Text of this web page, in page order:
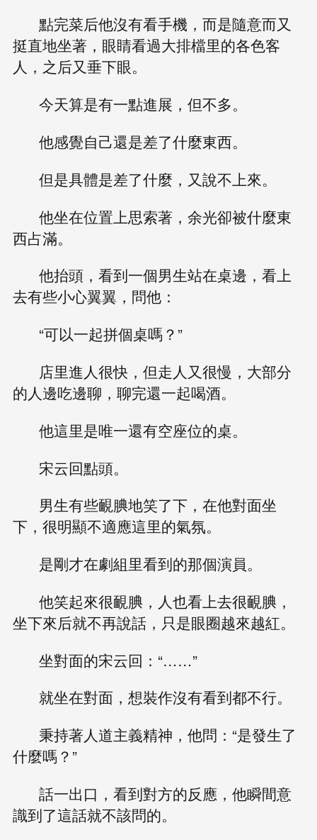
點完菜后他沒有看手機，而是隨意而又
挺直地坐著，眼睛看過大排檔里的各色客
人，之后又垂下眼。
今天算是有一點進展，但不多。
他感覺自己還是差了什麼東西。
但是具體是差了什麼，又說不上來。
他坐在位置上思索著，余光卻被什麼東
西占滿。
他抬頭，看到一個男生站在桌邊，看上
去有些小心翼翼，問他：
“可以一起拼個桌嗎？”
店里進人很快，但走人又很慢，大部分
的人邊吃邊聊，聊完還一起喝酒。
他這里是唯一還有空座位的桌。
宋云回點頭。
男生有些靦腆地笑了下，在他對面坐
下，很明顯不適應這里的氣氛。
是剛才在劇組里看到的那個演員。
他笑起來很靦腆，人也看上去很靦腆，
坐下來后就不再說話，只是眼圈越來越紅。
坐對面的宋云回：“……”
就坐在對面，想裝作沒有看到都不行。
秉持著人道主義精神，他問：“是發生了
什麼嗎？”
話一出口，看到對方的反應，他瞬間意
識到了這話就不該問的。